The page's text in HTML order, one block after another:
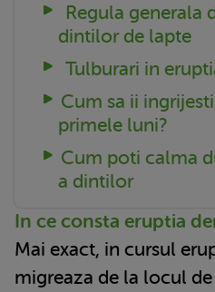
Regula generala
dintilor de lapte
Tulburari in
Cum sa ii
primele luni?
Cum poti calma
a dintilor
In ce consta eruptia
Mai exact, in cursul
migreaza de la locul